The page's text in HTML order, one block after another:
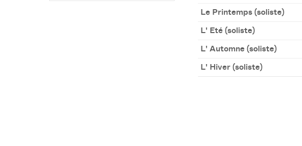
Le Printemps (soliste)
L' Eté (soliste)
L' Automne (soliste)
L' Hiver (soliste)